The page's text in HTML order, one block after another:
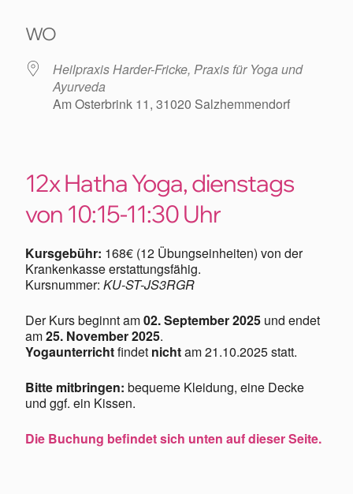
WO
Heilpraxis Harder-Fricke, Praxis für Yoga und
Ayurveda
Am Osterbrink 11, 31020 Salzhemmendorf
12x Hatha Yoga, dienstags
von 10:15-11:30 Uhr
Kursgebühr: 168€ (12 Übungseinheiten) von der
Krankenkasse erstattungsfähig.
Kursnummer: KU-ST-JS3RGR
Der Kurs beginnt am02. September 2025 und endet
am25. November 2025.
Yogaunterrichtfindet nichtam 21.10.2025 statt.
Bitte mitbringen: bequeme Kleidung, eine Decke
und ggf. ein Kissen.
Die Buchung befindet sich unten auf dieser Seite.